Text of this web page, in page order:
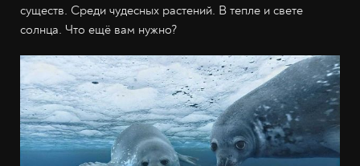
существ. Среди чудесных растений. В тепле и свете
солнца. Что ещё вам нужно?